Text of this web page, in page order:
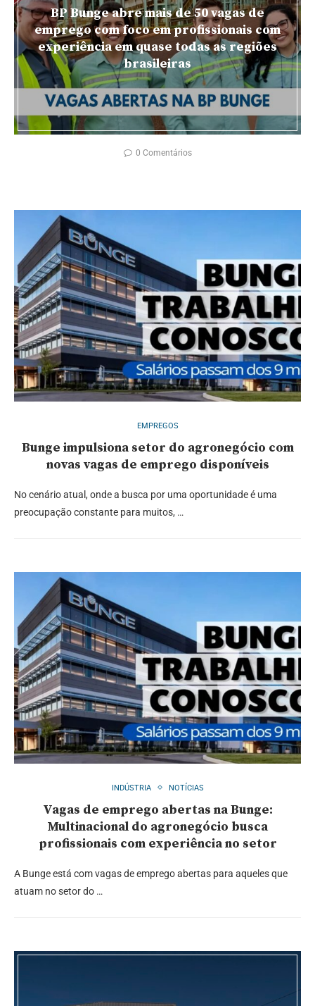
BP Bunge abre mais de 50 vagas de
emprego com foco em profissionais com
experiência em quase todas as regiões
brasileiras
0 Comentários
EMPREGOS
Bunge impulsiona setor do agronegócio com
novas vagas de emprego disponíveis
No cenário atual, onde a busca por uma oportunidade é uma
preocupação constante para muitos, …
INDÚSTRIA NOTÍCIAS
Vagas de emprego abertas na Bunge:
Multinacional do agronegócio busca
profissionais com experiência no setor
A Bunge está com vagas de emprego abertas para aqueles que
atuam no setor do …